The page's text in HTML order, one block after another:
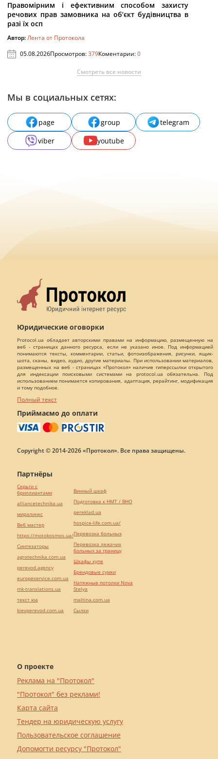
Правомірним і ефективним способом захисту
речових прав замовника на об’єкт будівництва в
разі їх осп
Автор:Лента от Протокола
05.08.2026Просмотров:379Коментарии:0
Смотреть все новости
Мы в социальных сетях:
page group
telegram
viber
youtube
Юридические оговорки
Protocol.ua обладает авторскими правами на информацию, размещенную на
веб - страницах данного ресурса, если не указано иное. Под информацией
понимаются тексты, комментарии, статьи, фотоизображения, рисунки, ящик-
шота, сканы, видео, аудио, другие материалы. При использовании материалов,
размещенных на веб - страницах «Протокол» наличие гиперссылки открытого
для индексации поисковыми системами на protocol.ua обязательна. Под
использованием понимается копирования, адаптация, рерайтинг, модификация
и тому подобное.
Полный текст
Приймаємо до оплати
Copyright © 2014-2026 «Протокол». Все права защищены.
О проекте
Реклама на "Протокол"
"Протокол" без реклами!
Карта сайта
Тендер на юридическую услугу
Пользовательское соглашение
Допомогти ресурсу "Протокол"
Партнёры
Серьги с
бриллиантами
alliancetechnika.ua
миралинкс
Веб мастер
https://motokosmos.ua/
Синтезаторы
agrotechnika.com.ua
perevod.agency
europeservice.com.ua
mk-translations.ua
текст юа
kievperevod.com.ua
Винный шкаф
Подготовка к НМТ / ВНО
pereklad.ua
hospice-life.com.ua/
Перевозка больных
Перевозка лежачих
больных за границу
Шкафы купе
Брендовые сумки
Натяжные потолки Nova
Stelya
maltina.com.ua
Cылки